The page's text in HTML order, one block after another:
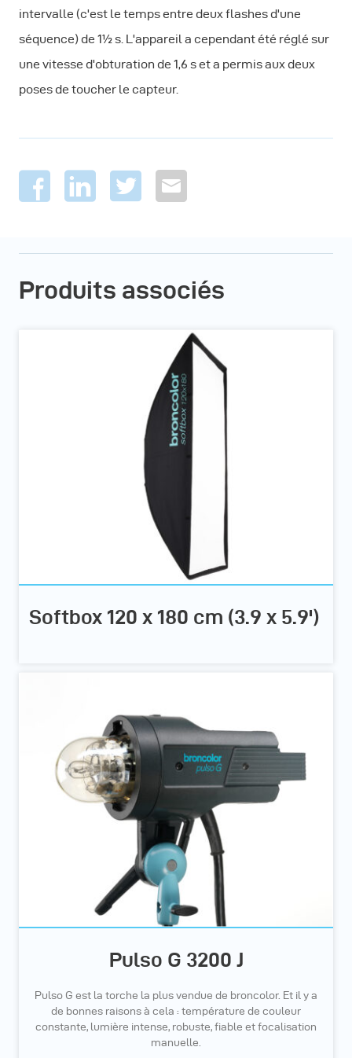
intervalle (c'est le temps entre deux flashes d'une
séquence) de 1½ s. L'appareil a cependant été réglé sur
une vitesse d'obturation de 1,6 s et a permis aux deux
poses de toucher le capteur.
Produits associés
Softbox 120 x 180 cm (3.9 x 5.9')
Pulso G 3200 J
Pulso G est la torche la plus vendue de broncolor. Et il y a
de bonnes raisons à cela : température de couleur
constante, lumière intense, robuste, fiable et focalisation
manuelle.